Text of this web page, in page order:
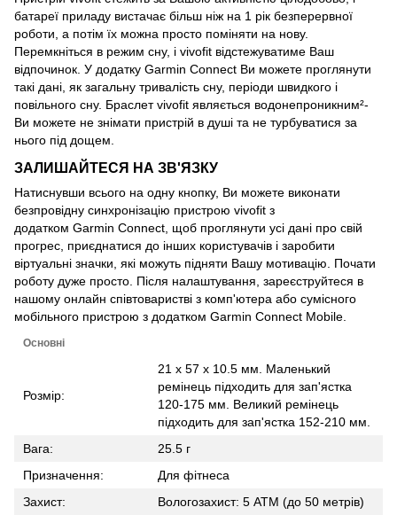
батареї приладу вистачає більш ніж на 1 рік безперервної
роботи, а потім їх можна просто поміняти на нову.
Перемкніться в режим сну, і vivofit відстежуватиме Ваш
відпочинок. У додатку Garmin Connect Ви можете проглянути
такі дані, як загальну тривалість сну, періоди швидкого і
повільного сну. Браслет vivofit являється водонепроникним²-
Ви можете не знімати пристрій в душі та не турбуватися за
нього під дощем.
ЗАЛИШАЙТЕСЯ НА ЗВ'ЯЗКУ
Натиснувши всього на одну кнопку, Ви можете виконати
безпровідну синхронізацію пристрою vivofit з
додатком Garmin Connect, щоб проглянути усі дані про свій
прогрес, приєднатися до інших користувачів і заробити
віртуальні значки, які можуть підняти Вашу мотивацію. Почати
роботу дуже просто. Після налаштування, зареєструйтеся в
нашому онлайн співтоваристві з комп'ютера або сумісного
мобільного пристрою з додатком Garmin Connect Mobile.
Основні
Розмір:
21 x 57 x 10.5 мм. Маленький
ремінець підходить для зап'ястка
120-175 мм. Великий ремінець
підходить для зап'ястка 152-210 мм.
Вага:
25.5 г
Призначення:
Для фітнеса
Захист:
Вологозахист: 5 ATM (до 50 метрів)